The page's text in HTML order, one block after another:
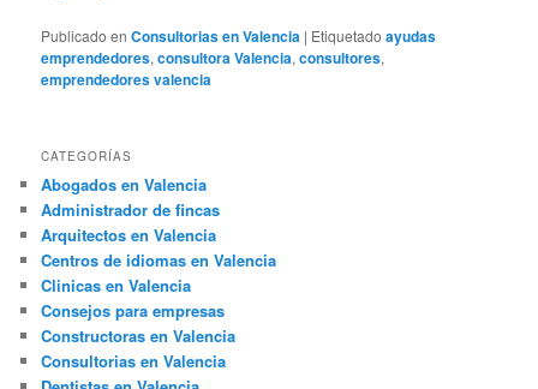
Publicado en Consultorias en Valencia | Etiquetado ayudas
emprendedores,consultora Valencia,consultores,
emprendedores valencia
CATEGORÍAS
Abogados en Valencia
Administrador de fincas
Arquitectos en Valencia
Centros de idiomas en Valencia
Clinicas en Valencia
Consejos para empresas
Constructoras en Valencia
Consultorias en Valencia